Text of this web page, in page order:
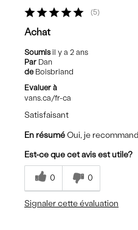
5
Achat
Soumisil y a 2 ans
Par Dan
de Boisbriand
Evaluer à
vans.ca/fr-ca
Satisfaisant
En résumé Oui, je
Est-ce que cet avis est utile?
0 0
Signaler cette évaluation